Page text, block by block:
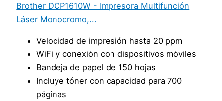
Brother DCP1610W - Impresora Multifunción
Láser Monocromo,...
Velocidad de impresión hasta 20 ppm
WiFi y conexión con dispositivos móviles
Bandeja de papel de 150 hojas
Incluye tóner con capacidad para 700
páginas